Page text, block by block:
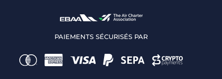
PAIEMENTS SÉCURISÉS PAR